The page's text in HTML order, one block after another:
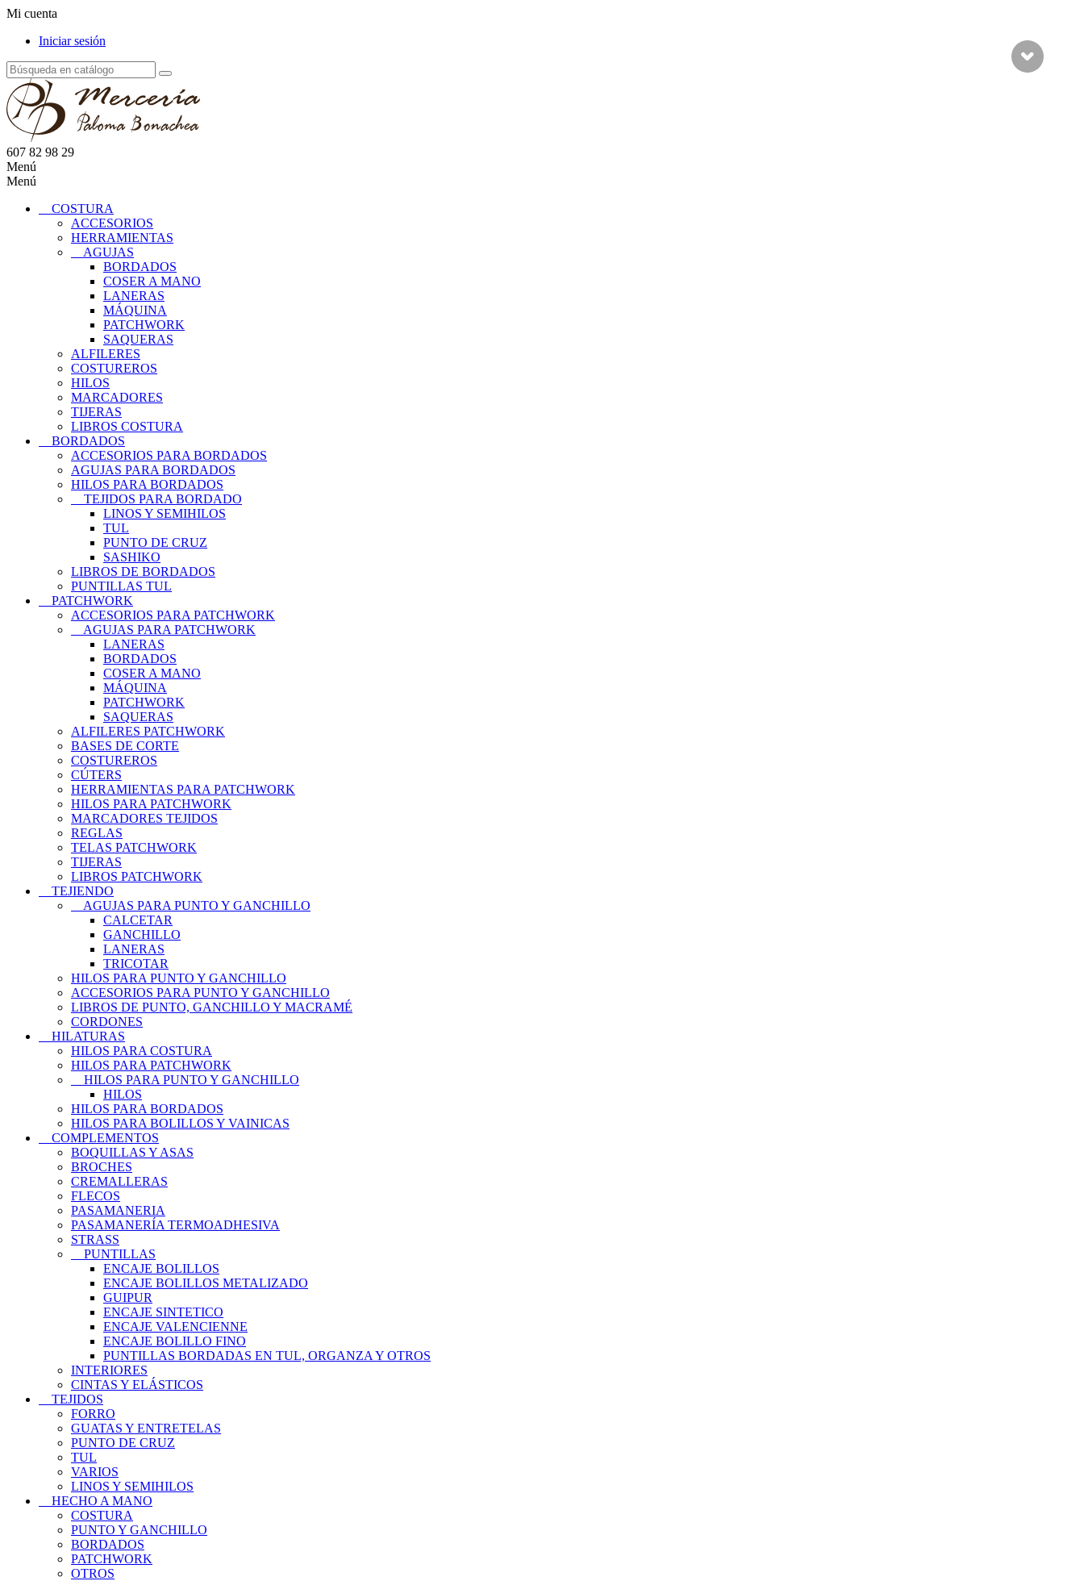
Mi cuenta
Iniciar sesión
607 82 98 29
Menú
Menú
COSTURA
ACCESORIOS
HERRAMIENTAS
AGUJAS
BORDADOS
COSER A MANO
LANERAS
MÁQUINA
PATCHWORK
SAQUERAS
ALFILERES
COSTUREROS
HILOS
MARCADORES
TIJERAS
LIBROS COSTURA
BORDADOS
ACCESORIOS PARA BORDADOS
AGUJAS PARA BORDADOS
HILOS PARA BORDADOS
TEJIDOS PARA BORDADO
LINOS Y SEMIHILOS
TUL
PUNTO DE CRUZ
SASHIKO
LIBROS DE BORDADOS
PUNTILLAS TUL
PATCHWORK
ACCESORIOS PARA PATCHWORK
AGUJAS PARA PATCHWORK
LANERAS
BORDADOS
COSER A MANO
MÁQUINA
PATCHWORK
SAQUERAS
ALFILERES PATCHWORK
BASES DE CORTE
COSTUREROS
CÚTERS
HERRAMIENTAS PARA PATCHWORK
HILOS PARA PATCHWORK
MARCADORES TEJIDOS
REGLAS
TELAS PATCHWORK
TIJERAS
LIBROS PATCHWORK
TEJIENDO
AGUJAS PARA PUNTO Y GANCHILLO
CALCETAR
GANCHILLO
LANERAS
TRICOTAR
HILOS PARA PUNTO Y GANCHILLO
ACCESORIOS PARA PUNTO Y GANCHILLO
LIBROS DE PUNTO, GANCHILLO Y MACRAMÉ
CORDONES
HILATURAS
HILOS PARA COSTURA
HILOS PARA PATCHWORK
HILOS PARA PUNTO Y GANCHILLO
HILOS
HILOS PARA BORDADOS
HILOS PARA BOLILLOS Y VAINICAS
COMPLEMENTOS
BOQUILLAS Y ASAS
BROCHES
CREMALLERAS
FLECOS
PASAMANERIA
PASAMANERÍA TERMOADHESIVA
STRASS
PUNTILLAS
ENCAJE BOLILLOS
ENCAJE BOLILLOS METALIZADO
GUIPUR
ENCAJE SINTETICO
ENCAJE VALENCIENNE
ENCAJE BOLILLO FINO
PUNTILLAS BORDADAS EN TUL, ORGANZA Y OTROS
INTERIORES
CINTAS Y ELÁSTICOS
TEJIDOS
FORRO
GUATAS Y ENTRETELAS
PUNTO DE CRUZ
TUL
VARIOS
LINOS Y SEMIHILOS
HECHO A MANO
COSTURA
PUNTO Y GANCHILLO
BORDADOS
PATCHWORK
OTROS